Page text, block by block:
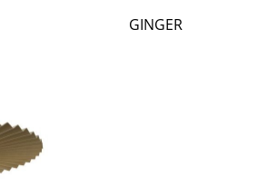
GINGER